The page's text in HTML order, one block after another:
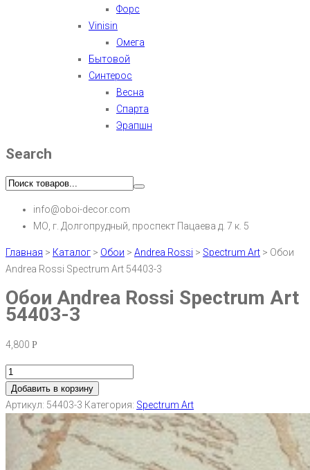
Форс
Vinisin
Омега
Бытовой
Синтерос
Весна
Спарта
Эрапшн
Search
info@oboi-decor.com
МО, г. Долгопрудный, проспект Пацаева д. 7 к. 5
Главная > Каталог > Обои > Andrea Rossi > Spectrum Art > Обои
Andrea Rossi Spectrum Art 54403-3
Обои Andrea Rossi Spectrum Art
54403-3
4,800 Р
Добавить в корзину
Артикул: 54403-3 Категория: Spectrum Art